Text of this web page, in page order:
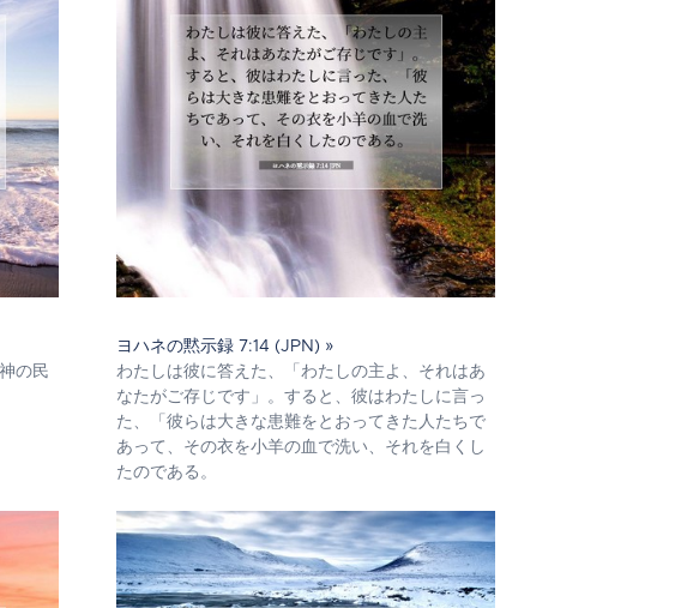
の民
ヨハネの黙示録 7:14 (JPN) »
わたしは彼に答えた、「わたしの主よ、それはあ
なたがご存じです」。すると、彼はわたしに言っ
た、「彼らは大きな患難をとおってきた人たちで
あって、その衣を小羊の血で洗い、それを白くし
たのである。